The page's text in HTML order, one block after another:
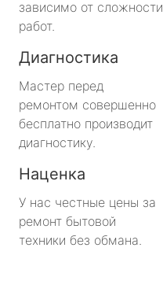
зависимо от сложности
работ.
Диагностика
Мастер перед
ремонтом совершенно
бесплатно производит
диагностику.
Наценка
У нас честные цены за
ремонт бытовой
техники без обмана.